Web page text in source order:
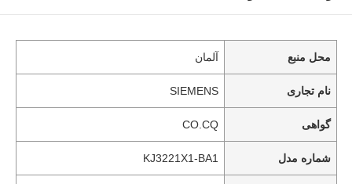
محل منبع آلمان
نام تجاری SIEMENS
گواهی CO.CQ
شماره مدل KJ3221X1-BA1